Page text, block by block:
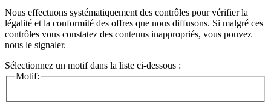
Nous effectuons systématiquement des contrôles pour vérifier la
légalité et la conformité des offres que nous diffusons. Si malgré ces
contrôles vous constatez des contenus inappropriés, vous pouvez
nous le signaler.
Sélectionnez un motif dans la liste ci-dessous :
Motif: